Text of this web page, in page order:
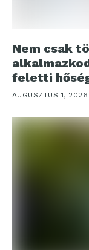
Nem csak
feletti
AUGUSZTUS 1, 2026